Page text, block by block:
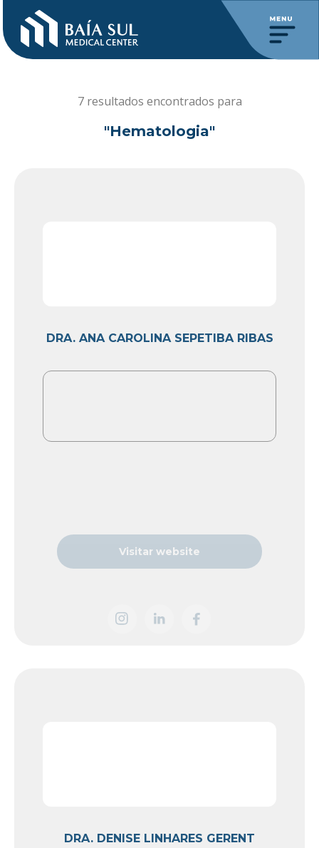
7 resultados encontrados para
"Hematologia"
DRA. ANA CAROLINA SEPETIBA RIBAS
Visitar website
DRA. DENISE LINHARES GERENT